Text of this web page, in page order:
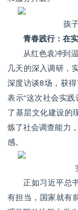
孩
青春践行：在
从红色袁冲到
几天的深入调研，
深度访谈8场，获
表示“这次社会实
了基层文化建设的
炼了社会调查能力
感。
正如习近平总
有担当，国家就有